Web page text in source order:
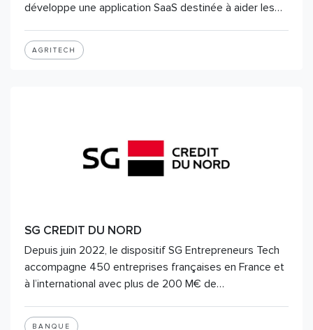
développe une application SaaS destinée à aider les…
AGRITECH
SG CREDIT DU NORD
Depuis juin 2022, le dispositif SG Entrepreneurs Tech
accompagne 450 entreprises françaises en France et
à l’international avec plus de 200 M€ de…
BANQUE